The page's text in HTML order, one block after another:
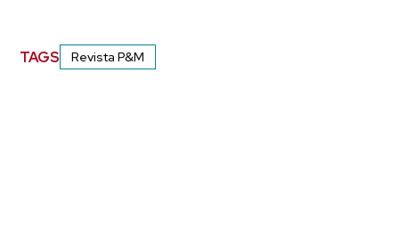
TAGS Revista P&M